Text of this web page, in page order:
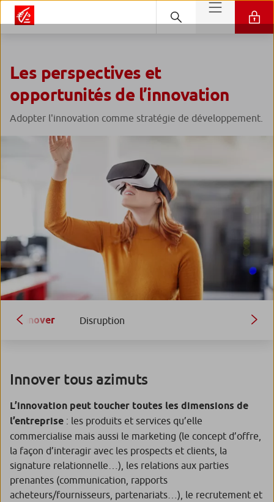
Les perspectives et
opportunités de l’innovation
Adopter l'innovation comme stratégie de développement.
Innover Disruption
Innover tous azimuts
L’innovation peut toucher toutes les dimensions de
l’entreprise : les produits et services qu’elle
commercialise mais aussi le marketing (le concept d’offre,
la façon d’interagir avec les prospects et clients, la
signature relationnelle…), les relations aux parties
prenantes (communication, rapports
acheteurs/fournisseurs, partenariats…), le recrutement et